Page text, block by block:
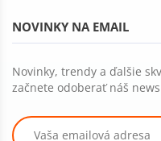
NOVINKY NA EMAIL
Novinky, trendy a ďalšie
začnete odoberať náš